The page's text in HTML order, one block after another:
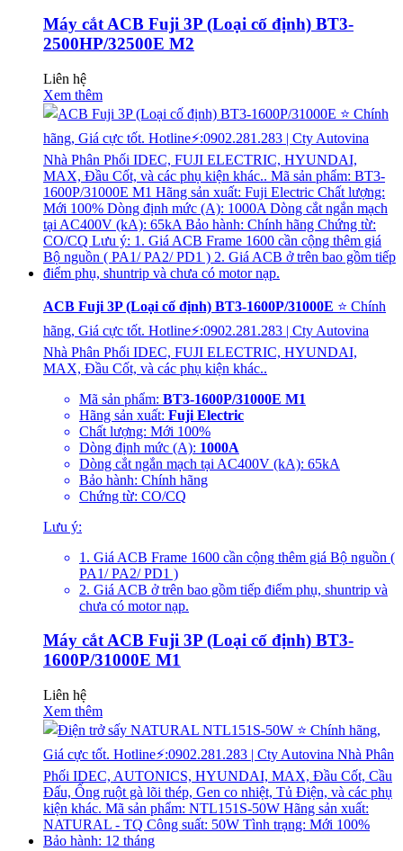
Máy cắt ACB Fuji 3P (Loại cố định) BT3-
2500HP/32500E M2
Liên hệ
Xem thêm
ACB Fuji 3P (Loại cố định) BT3-1600P/31000E ⭐ Chính
hãng, Giá cực tốt. Hotline⚡:0902.281.283 | Cty Autovina
Nhà Phân Phối IDEC, FUJI ELECTRIC, HYUNDAI,
MAX, Đầu Cốt, và các phụ kiện khác..
Mã sản phẩm: BT3-1600P/31000E M1
Hãng sản xuất: Fuji Electric
Chất lượng: Mới 100%
Dòng định mức (A): 1000A
Dòng cắt ngắn mạch tại AC400V (kA): 65kA
Bảo hành: Chính hãng
Chứng từ: CO/CQ
Lưu ý:
1. Giá ACB Frame 1600 cần cộng thêm giá Bộ nguồn (
PA1/ PA2/ PD1 )
2. Giá ACB ở trên bao gồm tiếp điểm phụ, shuntrip và
chưa có motor nạp.
Máy cắt ACB Fuji 3P (Loại cố định) BT3-
1600P/31000E M1
Liên hệ
Xem thêm